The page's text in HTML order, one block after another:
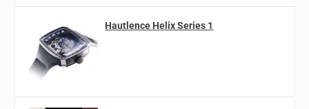
Hautlence Helix Series 1